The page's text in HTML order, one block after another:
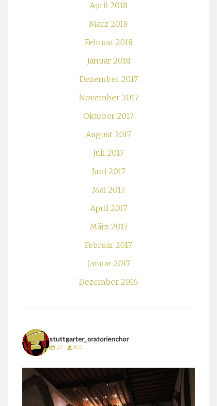
April 2018
März 2018
Februar 2018
Januar 2018
Dezember 2017
November 2017
Oktober 2017
August 2017
Juli 2017
Juni 2017
Mai 2017
April 2017
März 2017
Februar 2017
Januar 2017
Dezember 2016
stuttgarter_oratorienchor
27 301
stuttgarter_oratorienchor
März 24